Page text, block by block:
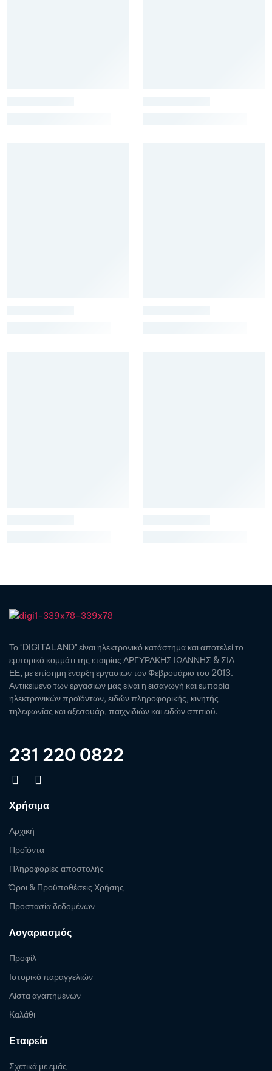
Το "DIGITALAND" είναι ηλεκτρονικό κατάστημα και αποτελεί το
εμπορικό κομμάτι της εταιρίας ΑΡΓΥΡΑΚΗΣ ΙΩΑΝΝΗΣ & ΣΙΑ
ΕΕ, με επίσημη έναρξη εργασιών τον Φεβρουάριο του 2013.
Αντικείμενο των εργασιών μας είναι η εισαγωγή και εμπορία
ηλεκτρονικών προϊόντων, ειδών πληροφορικής, κινητής
τηλεφωνίας και αξεσουάρ, παιχνιδιών και ειδών σπιτιού.
231 220 0822
Χρήσιμα
Αρχική
Προϊόντα
Πληροφορίες αποστολής
Όροι & Προϋποθέσεις Χρήσης
Προστασία δεδομένων
Λογαριασμός
Προφίλ
Ιστορικό παραγγελιών
Λίστα αγαπημένων
Καλάθι
Εταιρεία
Σχετικά με εμάς